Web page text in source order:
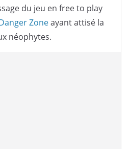
du jeu en free to play
Zoneayant attisé la
néophytes.